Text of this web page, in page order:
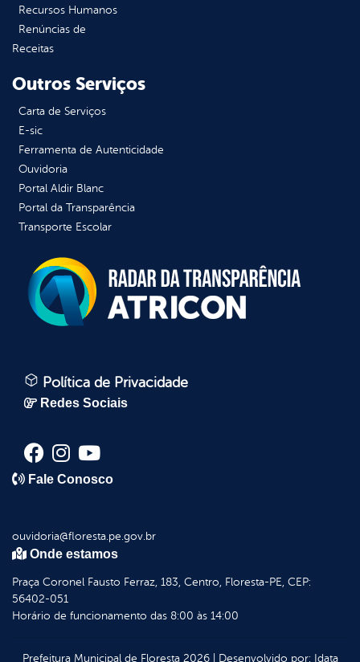
Recursos Humanos
Renúncias de
Receitas
Outros Serviços
Carta de Serviços
E-sic
Ferramenta de Autenticidade
Ouvidoria
Portal Aldir Blanc
Portal da Transparência
Transporte Escolar
Política de Privacidade
Redes Sociais
Fale Conosco
ouvidoria@floresta.pe.gov.br
Onde estamos
Praça Coronel Fausto Ferraz, 183, Centro, Floresta-PE, CEP:
56402-051
Horário de funcionamento das 8:00 às 14:00
Prefeitura Municipal de Floresta2026| Desenvolvido por: Idata